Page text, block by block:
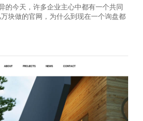
的今天，许多企业主心中都有一个共同
块做的官网，为什么到现在一个询盘都